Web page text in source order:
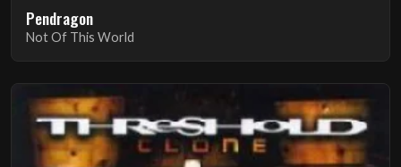
Pendragon
Not Of This World